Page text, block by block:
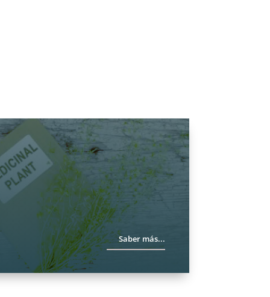
Saber más...